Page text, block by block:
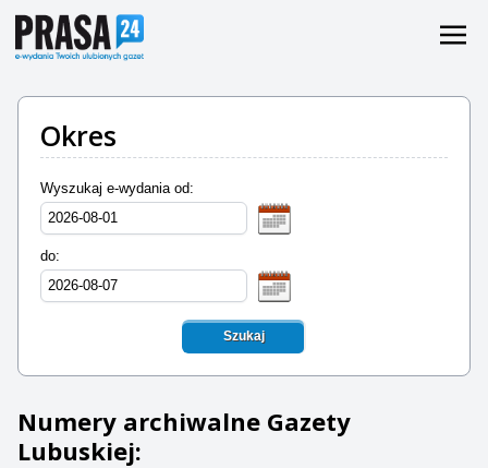
Okres
Wyszukaj e-wydania od:
do:
Szukaj
Numery archiwalne Gazety
Lubuskiej: